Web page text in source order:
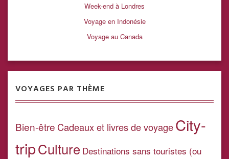
Week-end à Londres
Voyage en Indonésie
Voyage au Canada
VOYAGES PAR THÈME
Bien-être Cadeaux et livres de voyageCity-
tripCulture Destinations sans touristes (ou